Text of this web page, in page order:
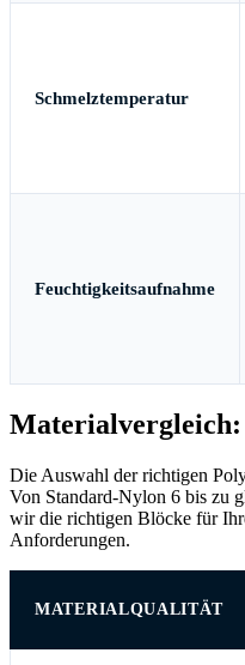
Schmelztemperatur
Feuchtigkeitsaufnahme
Die Auswahl der richtigen
Von Standard-Nylon 6 bis zu
wir die richtigen Blöcke für
Anforderungen.
MATERIALQUALITÄT